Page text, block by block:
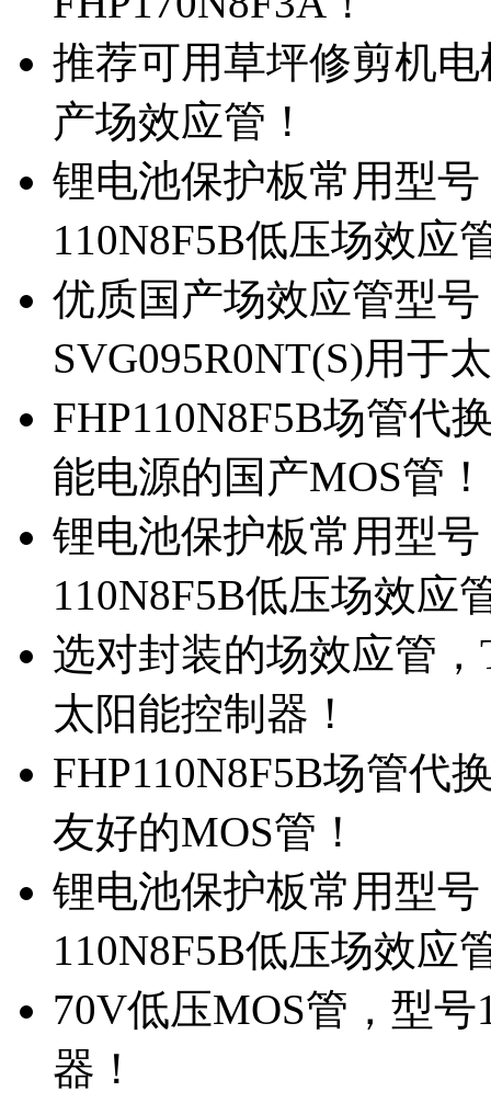
推荐可用草坪修剪机电
产场效应管！
锂电池保护板常用型号
110N8F5B低压场效应
优质国产场效应管型
SVG095R0NT(S)用于
FHP110N8F5B场管代
能电源的国产MOS管！
锂电池保护板常用型
110N8F5B低压场效应
选对封装的场效应管
太阳能控制器！
FHP110N8F5B场管代
友好的MOS管！
锂电池保护板常用型
110N8F5B低压场效应
70V低压MOS管，型
器！